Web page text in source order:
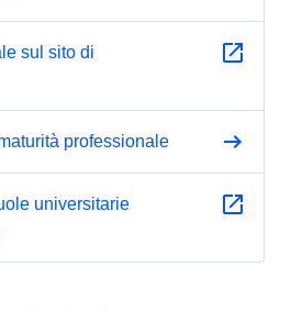
sul sito di
professionale
universitarie